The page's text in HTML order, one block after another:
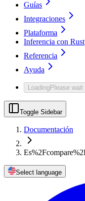
Guías
Integraciones
Plataforma
Inferencia con Rust
Referencia
Ayuda
LoadingPlease wait
Toggle Sidebar
Documentación
Select language